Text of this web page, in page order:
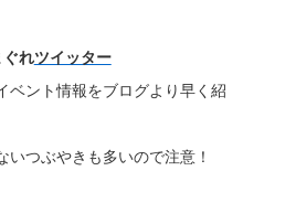
ぐれツイッター
ベント情報をブログより早く紹
いつぶやきも多いので注意！